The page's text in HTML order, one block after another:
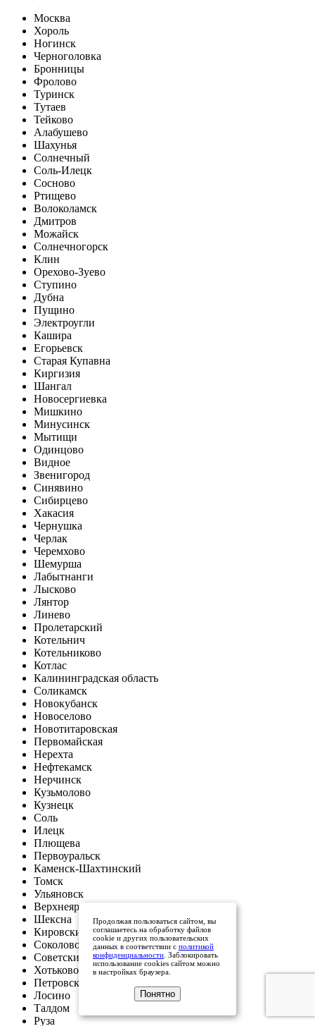
Москва
Хороль
Ногинск
Черноголовка
Бронницы
Фролово
Туринск
Тутаев
Тейково
Алабушево
Шахунья
Солнечный
Соль-Илецк
Сосново
Ртищево
Волоколамск
Дмитров
Можайск
Солнечногорск
Клин
Орехово-Зуево
Ступино
Дубна
Пущино
Электроугли
Кашира
Егорьевск
Старая Купавна
Киргизия
Шангал
Новосергиевка
Мишкино
Минусинск
Мытищи
Одинцово
Видное
Звенигород
Синявино
Сибирцево
Хакасия
Чернушка
Черлак
Черемхово
Шемурша
Лабытнанги
Лысково
Лянтор
Линево
Пролетарский
Котельнич
Котельниково
Котлас
Калининградская область
Соликамск
Новокубанск
Новоселово
Новотитаровская
Первомайская
Нерехта
Нефтекамск
Нерчинск
Кузьмолово
Кузнецк
Соль
Илецк
Плющева
Первоуральск
Каменск-Шахтинский
Томск
Ульяновск
Верхнеяркеево
Шексна
Кировский
Соколово
Советский
Хотьково
Петровский
Лосино
Талдом
Руза
Продолжая пользоваться сайтом, вы
соглашаетесь на обработку файлов
cookie и других пользовательских
данных в соответствии с политикой
конфиденциальности . Заблокировать
использование cookies сайтом можно
в настройках браузера.
Понятно